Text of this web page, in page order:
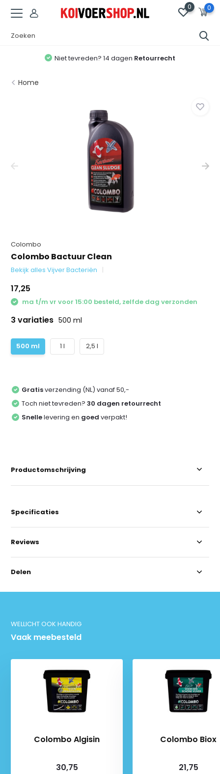
0 0
Niet tevreden? 14 dagen Retourrecht
Home
Colombo
Colombo Bactuur Clean
Bekijk alles Vijver Bacteriën
17,25
ma t/m vr voor 15:00 besteld, zelfde dag verzonden
3 variaties 500 ml
500 ml 1 l 2,5 l
Gratisverzending (NL) vanaf 50,-
Toch niet tevreden?30 dagen retourrecht
Snellelevering en goed verpakt!
Productomschrijving
Specificaties
Reviews
Delen
WELLICHT OOK HANDIG
Vaak meebesteld
Colombo Algisin
30,75
Colombo Biox
21,75